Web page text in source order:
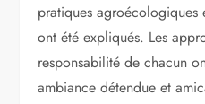
pratiques
ont été expliqués. Les
responsabilité de chacun
ambiance détendue et